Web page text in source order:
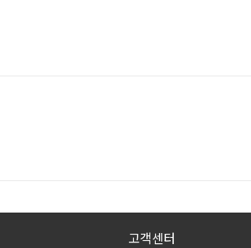
고객센터